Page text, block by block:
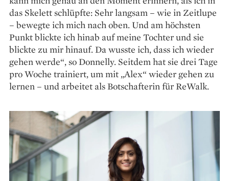
das Skelett schlüpfte: Sehr langsam – wie in Zeitlupe
– bewegte ich mich nach oben. Und am höchsten
Punkt blickte ich hi­nab auf meine Tochter und sie
blickte zu mir hinauf. Da wusste ich, dass ich wieder
gehen werde“, so Donnelly. Seitdem hat sie drei Tage
pro Woche trainiert, um mit „Alex“ wieder gehen zu
lernen – und arbeitet als Botschafterin für ReWalk.